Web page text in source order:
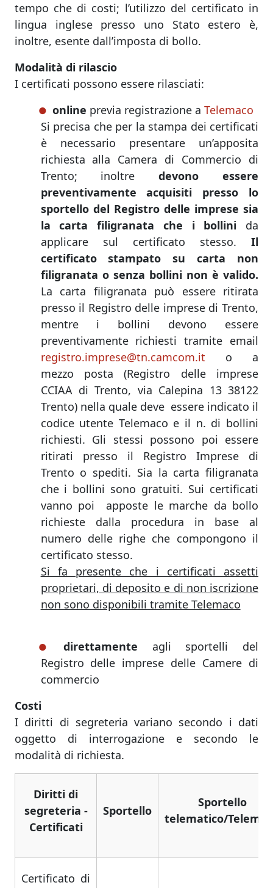
tempo che di costi; l’utilizzo del certificato in
lingua inglese presso uno Stato estero è,
inoltre, esente dall’imposta di bollo.
Modalità di rilascio
I certificati possono essere rilasciati:
online previa registrazione a Telemaco
Si precisa che per la stampa dei certificati
è necessario presentare un’apposita
richiesta alla Camera di Commercio di
Trento; inoltredevono essere
preventivamente acquisiti presso lo
sportello del Registro delle imprese sia
la carta filigranata che i bollini da
applicare sul certificato stesso. Il
certificato stampato su carta non
filigranata o senza bollini non è valido.
La carta filigranata può essere ritirata
presso il Registro delle imprese di Trento,
mentre i bollini devono essere
preventivamente richiesti tramite email
registro.imprese@tn.camcom.it o a
mezzo posta (Registro delle imprese
CCIAA di Trento, via Calepina 13 38122
Trento) nella quale deve essere indicato il
codice utente Telemaco e il n. di bollini
richiesti. Gli stessi possono poi essere
ritirati presso il Registro Imprese di
Trento o spediti. Sia la carta filigranata
che i bollini sono gratuiti. Sui certificati
vanno poi apposte le marche da bollo
richieste dalla procedura in base al
numero delle righe che compongono il
certificato stesso.
Si fa presente che i certificati assetti
proprietari, di deposito e di non iscrizione
non sono disponibili tramite Telemaco
direttamente agli sportelli del
Registro delle imprese delle Camere di
commercio
Costi
I diritti di segreteria variano secondo i dati
oggetto di interrogazione e secondo le
modalità di richiesta.
Diritti di
segreteria -
Certificati
Sportello
Sportello
telematico/
Certificato di